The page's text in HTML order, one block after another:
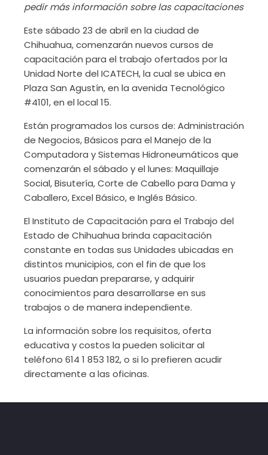
pedir más información sobre las capacitaciones
Este sábado 23 de abril en la ciudad de
Chihuahua, comenzarán nuevos cursos de
capacitación para el trabajo ofertados por la
Unidad Norte del ICATECH, la cual se ubica en
Plaza San Agustín, en la avenida Tecnológico
#4101, en el local 15.
Están programados los cursos de: Administración
de Negocios, Básicos para el Manejo de la
Computadora y Sistemas Hidroneumáticos que
comenzarán el sábado y el lunes: Maquillaje
Social, Bisutería, Corte de Cabello para Dama y
Caballero, Excel Básico, e Inglés Básico.
El Instituto de Capacitación para el Trabajo del
Estado de Chihuahua brinda capacitación
constante en todas sus Unidades ubicadas en
distintos municipios, con el fin de que los
usuarios puedan prepararse, y adquirir
conocimientos para desarrollarse en sus
trabajos o de manera independiente.
La información sobre los requisitos, oferta
educativa y costos la pueden solicitar al
teléfono 614 1 853 182, o si lo prefieren acudir
directamente a las oficinas.